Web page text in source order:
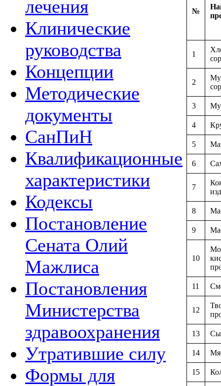
лечения
Клинические
руководства
Концепции
Методические
документы
СанПиН
Квалификационные
характеристики
Кодексы
Постановление
Сената Олий
Мажлиса
Постановления
Министерства
здравоохранения
Утратившие силу
Формы для
№
1
2
3
4
5
6
7
8
9
10
11
12
13
14
15